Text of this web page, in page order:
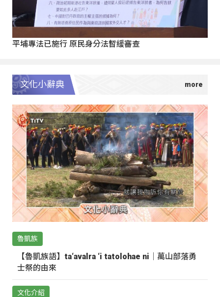
平埔專法已施行 原民身分法暫緩審查
文化小辭典
魯凱族
【魯凱族語】ta‘avalra ‘i tatolohae ni｜萬山部落勇
士祭的由來
文化介紹